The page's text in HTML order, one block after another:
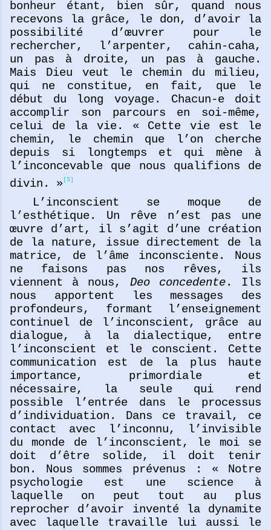
bonheur étant, bien sûr, quand nous
recevons la grâce, le don, d’avoir la
possibilité d’œuvrer pour le
rechercher, l’arpenter, cahin-caha,
un pas à droite, un pas à gauche.
Mais Dieu veut le chemin du milieu,
qui ne constitue, en fait, que le
début du long voyage. Chacun-e doit
accomplir son parcours en soi-même,
celui de la vie. « Cette vie est le
chemin, le chemin que l’on cherche
depuis si longtemps et qui mène à
l’inconcevable que nous qualifions de
divin. » [5]
L’inconscient se moque de
l’esthétique. Un rêve n’est pas une
œuvre d’art, il s’agit d’une création
de la nature, issue directement de la
matrice, de l’âme inconsciente. Nous
ne faisons pas nos rêves, ils
viennent à nous, Deo concedente. Ils
nous apportent les messages des
profondeurs, formant l’enseignement
continuel de l’inconscient, grâce au
dialogue, à la dialectique, entre
l’inconscient et le conscient. Cette
communication est de la plus haute
importance, primordiale et
nécessaire, la seule qui rend
possible l’entrée dans le processus
d’individuation. Dans ce travail, ce
contact avec l’inconnu, l’invisible
du monde de l’inconscient, le moi se
doit d’être solide, il doit tenir
bon. Nous sommes prévenus : « Notre
psychologie est une science à
laquelle on peut tout au plus
reprocher d’avoir inventé la dynamite
avec laquelle travaille lui aussi le